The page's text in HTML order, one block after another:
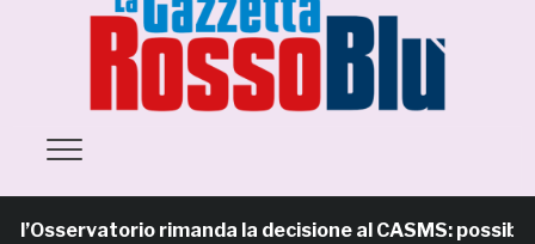
rimanda la decisione al CASMS: possibile